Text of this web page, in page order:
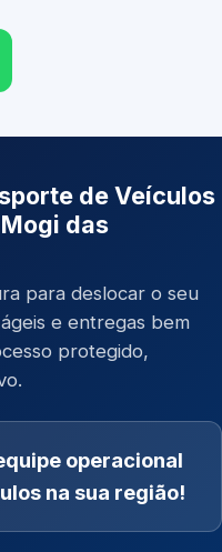
de Veículos
das
para deslocar o seu
e entregas bem
protegido,
operacional
na sua região!